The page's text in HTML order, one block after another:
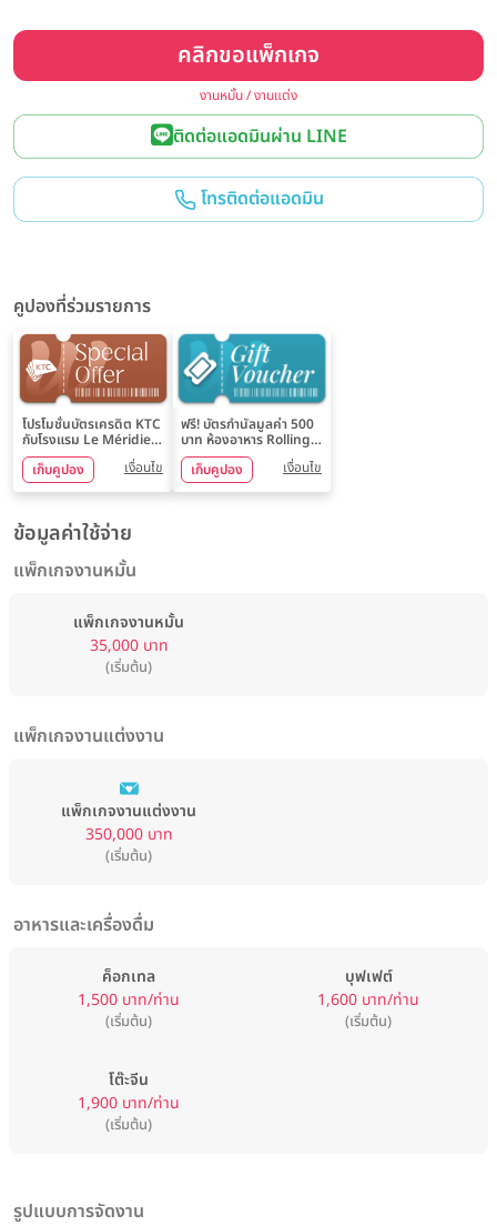
คลิกขอแพ็กเกจ
งานหมั้น / งานแต่ง
ติดต่อแอดมินผ่าน LINE
โทรติดต่อแอดมิน
คูปองที่ร่วมรายการ
โปรโมชั่นบัตรเครดิต KTC
กับโรงแรม Le Méridien
Bangkok
เก็บคูปอง เงื่อนไข
ฟรี! บัตรกำนัลมูลค่า 500
บาท ห้องอาหาร Rolling
Ribs Brew Bar & BBQ
และ ห้องอาหาร Rolling
Ribs แบบไม่มีขั้นต่ำ
เก็บคูปอง เงื่อนไข
ข้อมูลค่าใช้จ่าย
แพ็กเกจงานหมั้น
แพ็กเกจงานหมั้น
35,000 บาท
(เริ่มต้น)
แพ็กเกจงานแต่งงาน
แพ็กเกจงานแต่งงาน
350,000 บาท
(เริ่มต้น)
อาหารและเครื่องดื่ม
ค็อกเทล
1,500 บาท/ท่าน
(เริ่มต้น)
บุฟเฟต์
1,600 บาท/ท่าน
(เริ่มต้น)
โต๊ะจีน
1,900 บาท/ท่าน
(เริ่มต้น)
รูปแบบการจัดงาน